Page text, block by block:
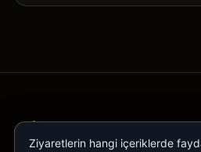
Ziyaretlerin hangi içeriklerde